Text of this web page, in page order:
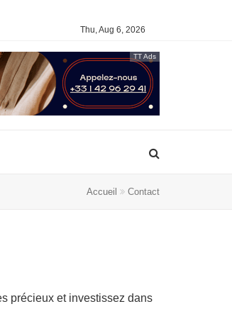
Thu, Aug 6, 2026
TT Ads
Accueil Contact
précieux et investissez dans